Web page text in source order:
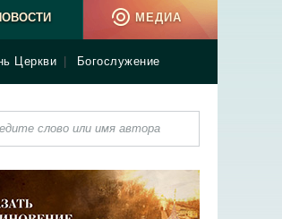
Церкви Богослужение
МЕДИА